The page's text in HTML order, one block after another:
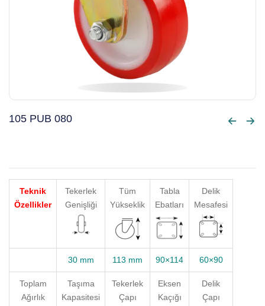
105 PUB 080
Teknik
Özellikler
Tekerlek
Genişliği
Tüm
Yükseklik
Tabla
Ebatları
Delik
Mesafesi
30 mm 113 mm 90×114 60×90
Toplam
Ağırlık
Taşıma
Kapasitesi
Tekerlek
Çapı
Eksen
Kaçığı
Delik
Çapı